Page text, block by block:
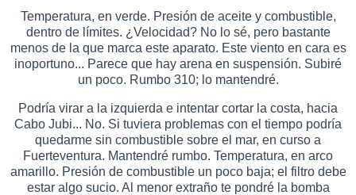
Temperatura, en verde. Presión de aceite y combustible,
dentro de límites. ¿Velocidad? No lo sé, pero bastante
menos de la que marca este aparato. Este viento en cara es
inoportuno... Parece que hay arena en suspensión. Subiré
un poco. Rumbo 310; lo mantendré.
Podría virar a la izquierda e intentar cortar la costa, hacia
Cabo Jubi... No. Si tuviera problemas con el tiempo podría
quedarme sin combustible sobre el mar, en curso a
Fuerteventura. Mantendré rumbo. Temperatura, en arco
amarillo. Presión de combustible un poco baja; el filtro debe
estar algo sucio. Al menor extraño te pondré la bomba